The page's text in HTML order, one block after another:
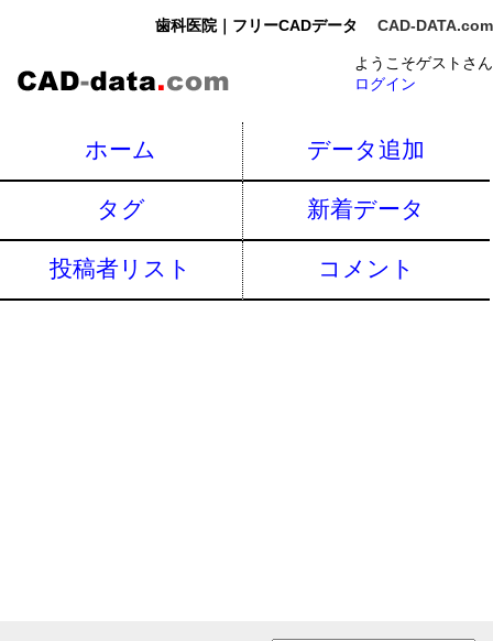
歯科医院｜フリーCADデータ CAD-DATA.com
ようこそゲストさん
ログイン
ホーム データ追加
タグ 新着データ
投稿者リスト コメント